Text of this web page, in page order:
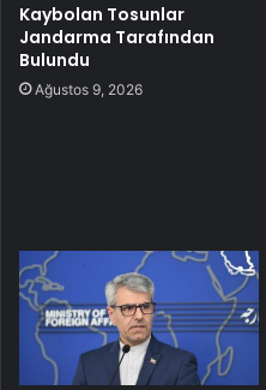
Kaybolan Tosunlar
Jandarma Tarafından
Bulundu
Ağustos 9, 2026